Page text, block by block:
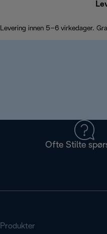
Levering innen 5–6 virkedager.
Ofte Stilte
Produkter